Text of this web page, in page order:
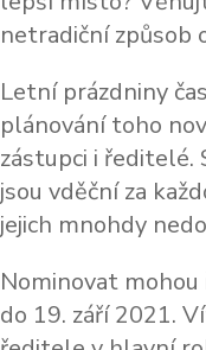
netradiční způsob
Letní prázdniny
plánování toho
zástupci i
jsou vděční za
jejich mnohdy
Nominovat
do 19. září 2021.